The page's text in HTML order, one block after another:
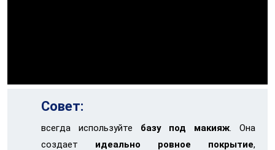
Совет:
всегда используйте базу под макияж. Она
создает идеально ровное покрытие,